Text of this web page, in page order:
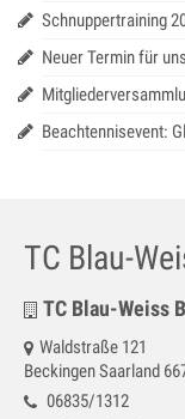
Senioren
Beckinger
Galerie
Impressum
Schnuppertraining
Neuer Termin für
Beachtennisevent:
TC Blau-
TC Blau-Weiss
Waldstraße 121
Beckingen Saarland
06835/1312